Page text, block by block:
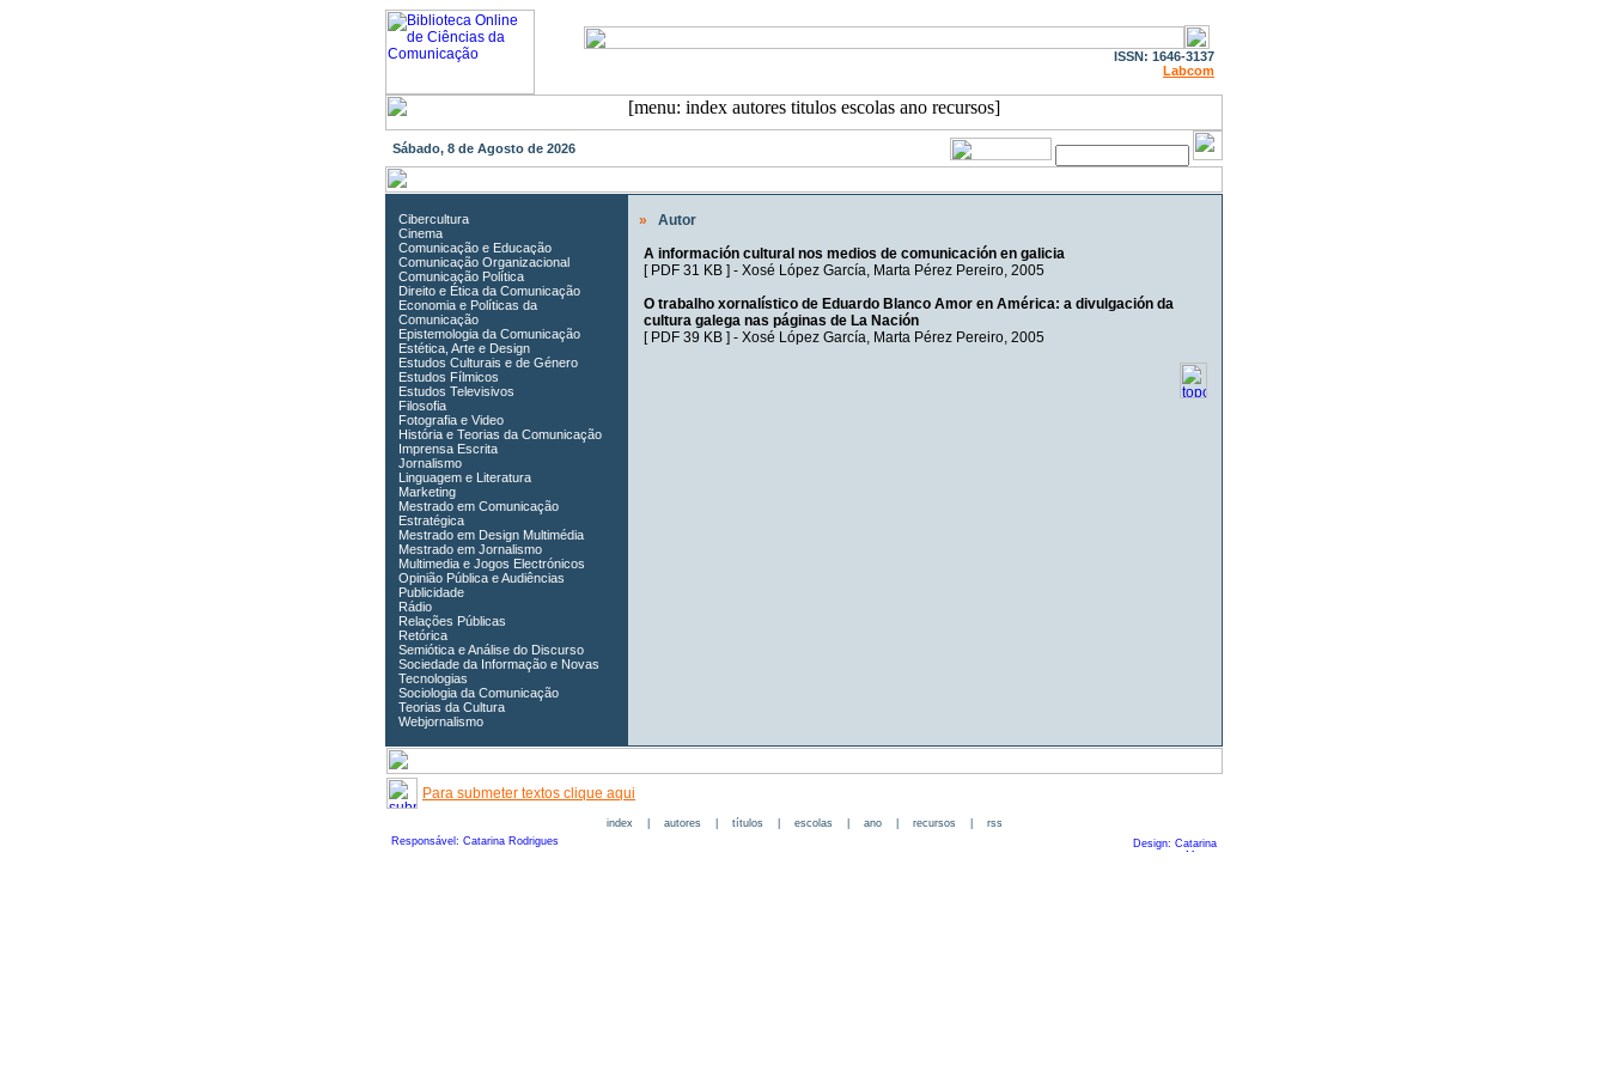
ISSN: 1646-3137
Labcom
Sábado, 8 de Agosto de 2026
Cibercultura
Cinema
Comunicação e Educação
Comunicação Organizacional
Comunicação Política
Direito e Ética da Comunicação
Economia e Políticas da
Comunicação
Epistemologia da Comunicação
Estética, Arte e Design
Estudos Culturais e de Género
Estudos Fílmicos
Estudos Televisivos
Filosofia
Fotografia e Video
História e Teorias da Comunicação
Imprensa Escrita
Jornalismo
Linguagem e Literatura
Marketing
Mestrado em Comunicação
Estratégica
Mestrado em Design Multimédia
Mestrado em Jornalismo
Multimedia e Jogos Electrónicos
Opinião Pública e Audiências
Publicidade
Rádio
Relações Públicas
Retórica
Semiótica e Análise do Discurso
Sociedade da Informação e Novas
Tecnologias
Sociologia da Comunicação
Teorias da Cultura
Webjornalismo
»
Autor
A información cultural nos medios de comunicación en galicia
[ PDF 31 KB] - Xosé López García, Marta Pérez Pereiro, 2005
O trabalho xornalístico de Eduardo Blanco Amor en América: a divulgación da
cultura galega nas páginas de La Nación
[ PDF 39 KB] - Xosé López García, Marta Pérez Pereiro, 2005
Para submeter textos clique aqui
index| autores| títulos| escolas| ano| recursos| rss